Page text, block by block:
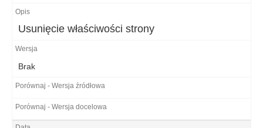
Usunięcie właściwości strony
Brak